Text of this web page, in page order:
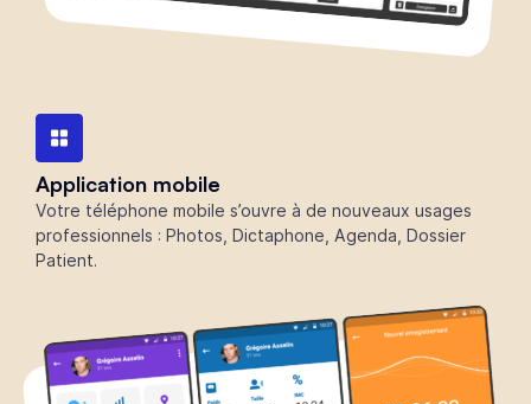
Application mobile
Votre téléphone mobile s’ouvre à de nouveaux usages
professionnels : Photos, Dictaphone, Agenda, Dossier
Patient.